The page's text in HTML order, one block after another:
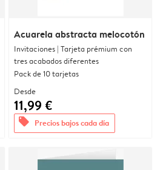
Acuarela abstracta melocotón
Invitaciones | Tarjeta prémium con
tres acabados diferentes
Pack de 10 tarjetas
Desde
11,99 €
offers Precios bajos cada día